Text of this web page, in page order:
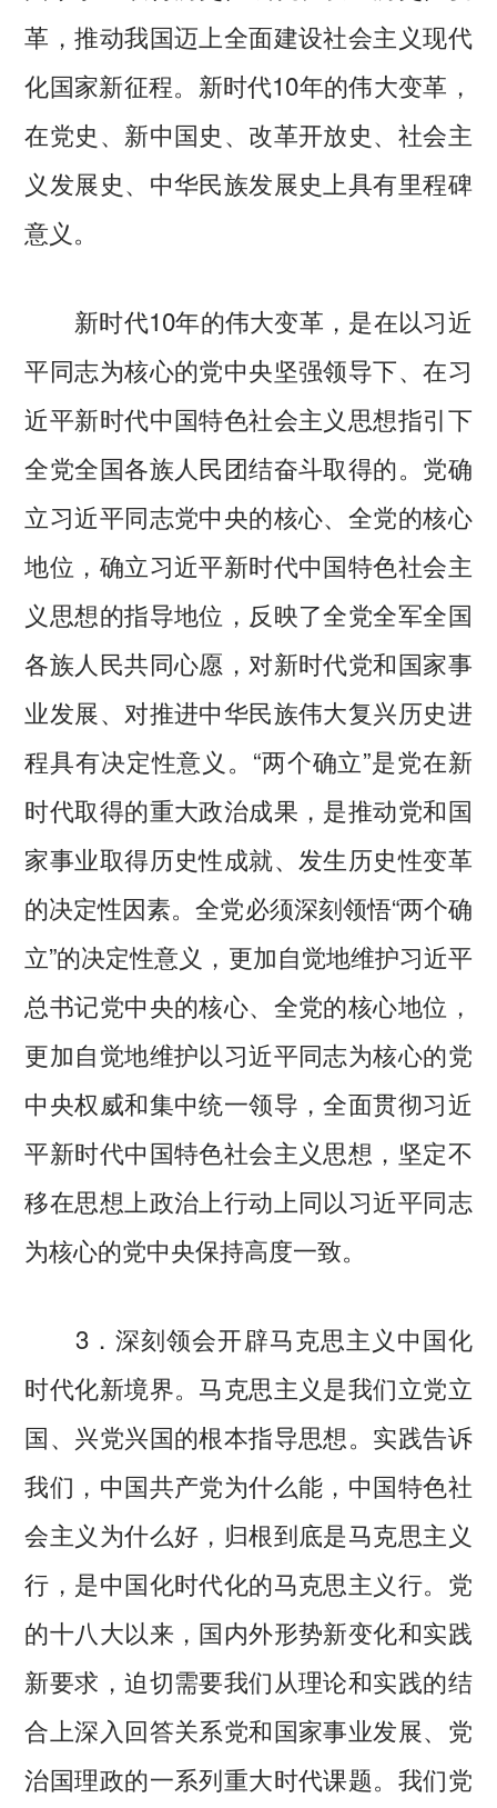
革，推动我国迈上全面建设社会主义现代
化国家新征程。新时代10年的伟大变革，
在党史、新中国史、改革开放史、社会主
义发展史、中华民族发展史上具有里程碑
意义。
新时代10年的伟大变革，是在以习近
平同志为核心的党中央坚强领导下、在习
近平新时代中国特色社会主义思想指引下
全党全国各族人民团结奋斗取得的。党确
立习近平同志党中央的核心、全党的核心
地位，确立习近平新时代中国特色社会主
义思想的指导地位，反映了全党全军全国
各族人民共同心愿，对新时代党和国家事
业发展、对推进中华民族伟大复兴历史进
程具有决定性意义。“两个确立”是党在新
时代取得的重大政治成果，是推动党和国
家事业取得历史性成就、发生历史性变革
的决定性因素。全党必须深刻领悟“两个确
立”的决定性意义，更加自觉地维护习近平
总书记党中央的核心、全党的核心地位，
更加自觉地维护以习近平同志为核心的党
中央权威和集中统一领导，全面贯彻习近
平新时代中国特色社会主义思想，坚定不
移在思想上政治上行动上同以习近平同志
为核心的党中央保持高度一致。
3．深刻领会开辟马克思主义中国化
时代化新境界。马克思主义是我们立党立
国、兴党兴国的根本指导思想。实践告诉
我们，中国共产党为什么能，中国特色社
会主义为什么好，归根到底是马克思主义
行，是中国化时代化的马克思主义行。党
的十八大以来，国内外形势新变化和实践
新要求，迫切需要我们从理论和实践的结
合上深入回答关系党和国家事业发展、党
治国理政的一系列重大时代课题。我们党